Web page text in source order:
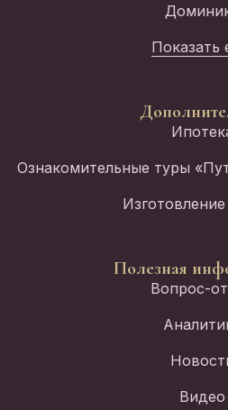
Показать
Ознакомительные туры
Полезная
Вопрос-
Видео